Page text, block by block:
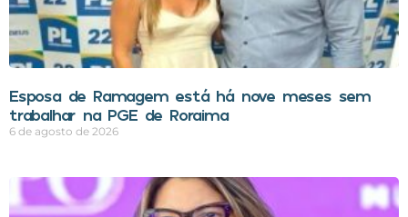
Esposa de Ramagem está há nove meses sem
trabalhar na PGE de Roraima
6 de agosto de 2026